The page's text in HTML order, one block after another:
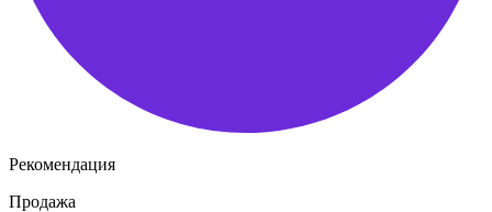
Рекомендация
Продажа